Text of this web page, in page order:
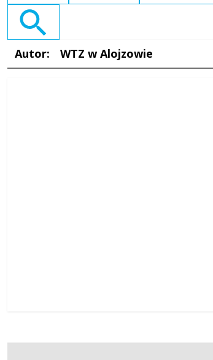
Search
Autor: WTZ w Alojzowie